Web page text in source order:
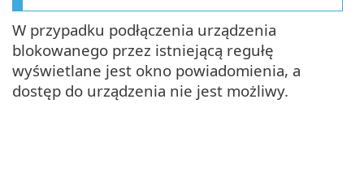
W przypadku podłączenia urządzenia
blokowanego przez istniejącą regułę
wyświetlane jest okno powiadomienia, a
dostęp do urządzenia nie jest możliwy.